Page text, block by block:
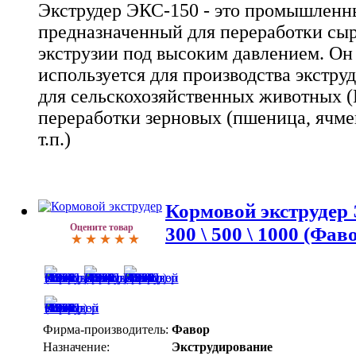
Экструдер ЭКС-150 - это
предназначенный для переработки
экструзии под высоким давлением.
используется для производства
для сельскохозяйственных
переработки зерновых (пшеница,
т.п.)
Оцените товар
Кормовой
300 \ 500 \ 1000
Фирма-производитель: Фавор
Назначение:
Экструдирование